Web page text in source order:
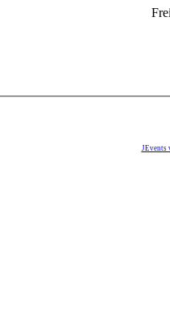
JEvents